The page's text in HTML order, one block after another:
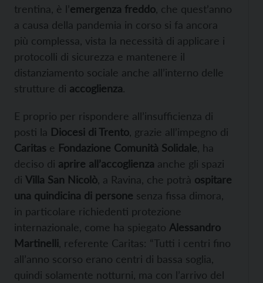
trentina, è l’emergenza freddo , che quest’anno
a causa della pandemia in corso si fa ancora
più complessa, vista la necessità di applicare i
protocolli di sicurezza e mantenere il
distanziamento sociale anche all’interno delle
strutture di accoglienza.
E proprio per rispondere all’insufficienza di
posti la Diocesi di Trento , grazie all’impegno di
Caritas e Fondazione Comunità Solidale , ha
deciso di aprire all’accoglienza anche gli spazi
di Villa San Nicolò , a Ravina, che potrà ospitare
una quindicina di persone senza fissa dimora,
in particolare richiedenti protezione
internazionale, come ha spiegato Alessandro
Martinelli , referente Caritas: “Tutti i centri fino
all’anno scorso erano centri di bassa soglia,
quindi solamente notturni, ma con l’arrivo del